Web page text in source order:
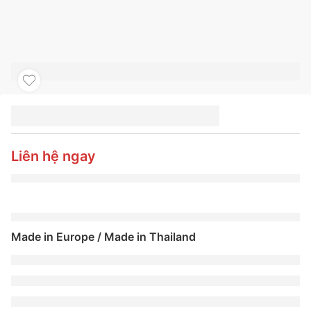
275/35R20 102Y PILOT
SPORT 4S
Liên hệ ngay
Made in Europe / Made in Thailand